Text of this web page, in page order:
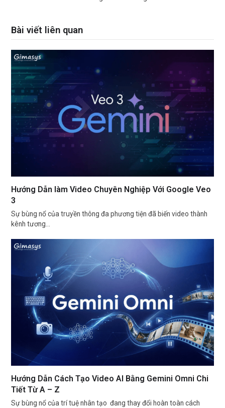
Bài viết liên quan
Hướng Dẫn làm Video Chuyên Nghiệp Với Google Veo
3
Sự bùng nổ của truyền thông đa phương tiện đã biến video thành
kênh tương…
Hướng Dẫn Cách Tạo Video AI Bằng Gemini Omni Chi
Tiết Từ A – Z
Sự bùng nổ của trí tuệ nhân tạo đang thay đổi hoàn toàn cách